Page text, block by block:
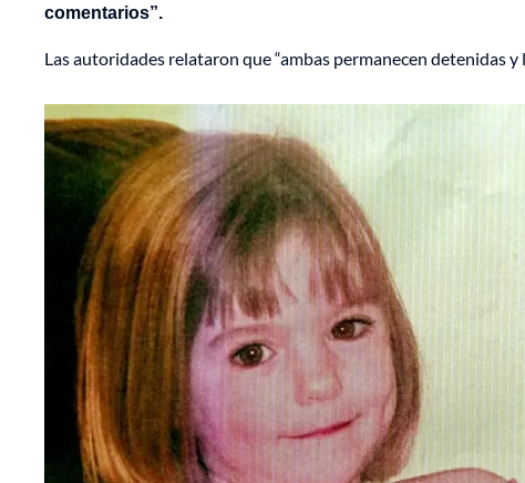
comentarios”.
Las autoridades relataron que “ambas permanecen detenidas